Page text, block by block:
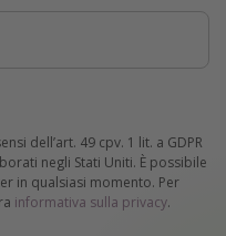
dell’art. 49 cpv. 1 lit. a GDPR
negli Stati Uniti. È possibile
in qualsiasi momento. Per
informativa sulla privacy.